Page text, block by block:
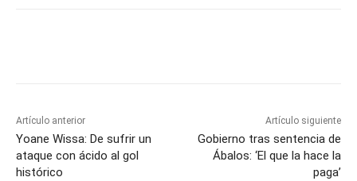
Artículo anterior
Yoane Wissa: De sufrir un
ataque con ácido al gol
histórico
Artículo siguiente
Gobierno tras sentencia de
Ábalos: ‘El que la hace la
paga’